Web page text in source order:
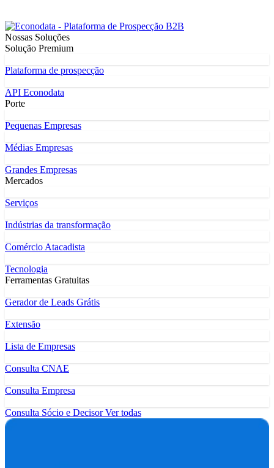
Nossas Soluções
Solução Premium
Plataforma de prospecção
API Econodata
Porte
Pequenas Empresas
Médias Empresas
Grandes Empresas
Mercados
Serviços
Indústrias da transformação
Comércio Atacadista
Tecnologia
Ferramentas Gratuitas
Gerador de Leads Grátis
Extensão
Lista de Empresas
Consulta CNAE
Consulta Empresa
Consulta Sócio e DecisorVer todas